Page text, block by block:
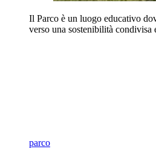
Il Parco è un luogo educativo
verso una sostenibilità condivisa
parco